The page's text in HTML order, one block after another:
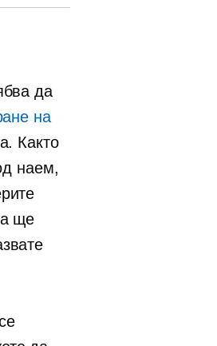
да
на
Както
наем,
ще